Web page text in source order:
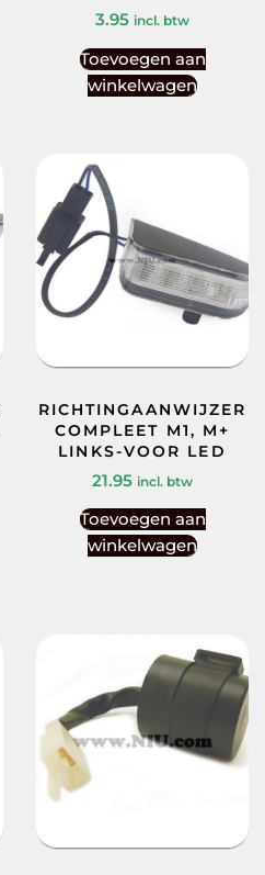
3.95 incl. btw
Toevoegen aan
winkelwagen
RICHTINGAANWIJZER
COMPLEET M1, M+
LINKS-VOOR LED
21.95 incl. btw
Toevoegen aan
winkelwagen